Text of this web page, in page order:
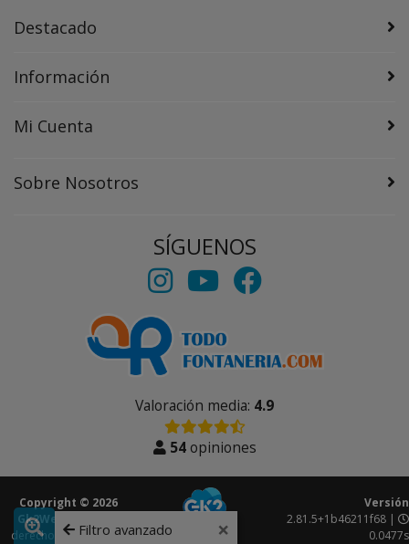
Destacado
Información
Mi Cuenta
Sobre Nosotros
SÍGUENOS
Valoración media: 4.9
54opiniones
Copyright © 2026
Gk2Web
derechos reservados.
Versión
2.81.5+1b46211f68 |
0.0477s
Filtro avanzado ×